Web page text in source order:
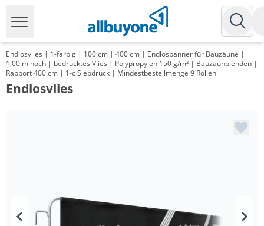
Endlosvlies | 1-farbig | 100 cm | 400 cm | Endlosbanner für Bauzäune |
1,00 m hoch | bedrucktes Vlies | Polypropylen 150 g/m² | Bauzaunblenden |
Rapport 400 cm | 1-c Siebdruck | Mindestbestellmenge 9 Rollen
Endlosvlies